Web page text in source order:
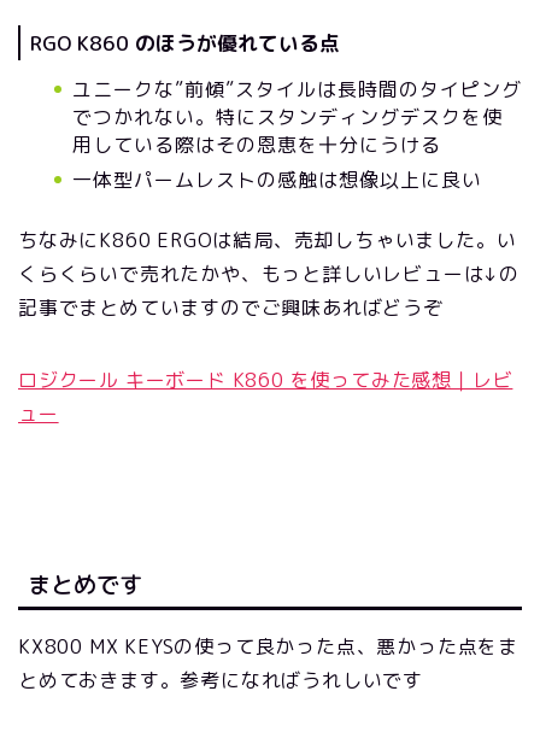
RGO K860 のほうが優れている点
ユニークな”前傾”スタイルは長時間のタイピング
でつかれない。特にスタンディングデスクを使
用している際はその恩恵を十分にうける
一体型パームレストの感触は想像以上に良い
ちなみにK860 ERGOは結局、売却しちゃいました。い
くらくらいで売れたかや、もっと詳しいレビューは↓の
記事でまとめていますのでご興味あればどうぞ
ロジクール キーボード K860 を使ってみた感想｜レビ
ュー
まとめです
KX800 MX KEYSの使って良かった点、悪かった点をま
とめておきます。参考になればうれしいです